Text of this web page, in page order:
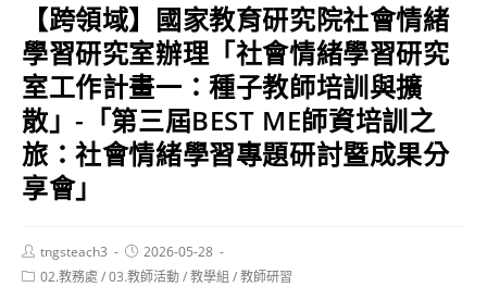
【跨領域】國家教育研究院社會情緒
學習研究室辦理「社會情緒學習研究
室工作計畫一：種子教師培訓與擴
散」-「第三屆BEST ME師資培訓之
旅：社會情緒學習專題研討暨成果分
享會」
Post
author:
tngsteach3
Post
published:
2026-05-28
Post02.教務處 /03.教師活動/教學組 /教師研習